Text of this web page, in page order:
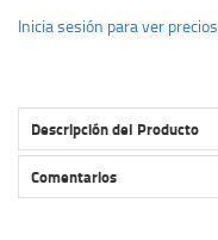
Inicia sesión para ver precios
Descripción del Producto
CALISTENIA – BARRAS
Comentarios